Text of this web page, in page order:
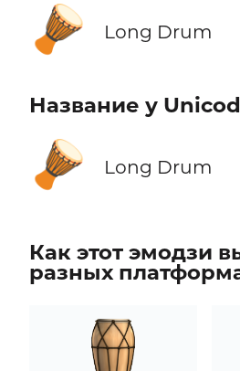
🪘 Long Drum
Название у
🪘 Long Drum
Как этот эмодзи
разных